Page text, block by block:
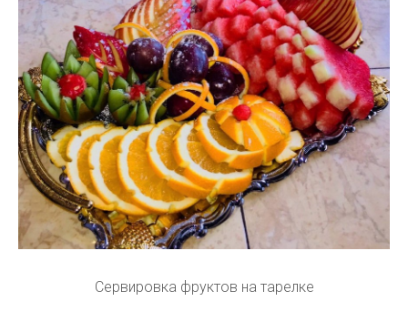
Сервировка фруктов на тарелке